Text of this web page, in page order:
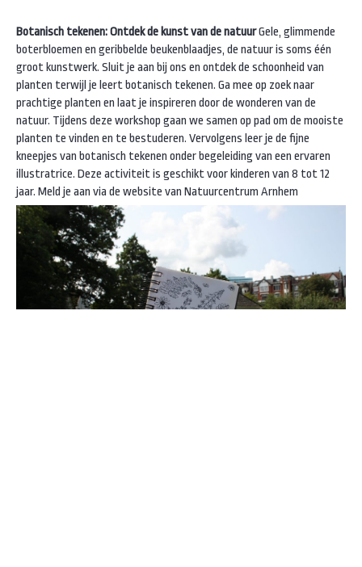
Botanisch tekenen: Ontdek de kunst van de natuurGele, glimmende
boterbloemen en geribbelde beukenblaadjes, de natuur is soms één
groot kunstwerk. Sluit je aan bij ons en ontdek de schoonheid van
planten terwijl je leert botanisch tekenen. Ga mee op zoek naar
prachtige planten en laat je inspireren door de wonderen van de
natuur. Tijdens deze workshop gaan we samen op pad om de mooiste
planten te vinden en te bestuderen. Vervolgens leer je de fijne
kneepjes van botanisch tekenen onder begeleiding van een ervaren
illustratrice. Deze activiteit is geschikt voor kinderen van 8 tot 12
jaar. Meld je aan via de website van Natuurcentrum Arnhem